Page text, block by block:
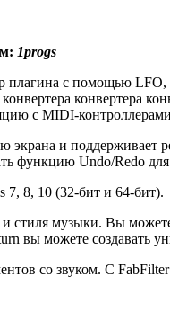
1progs
с помощью LFO,
конвертера
с MIDI-
экрана и
функцию Undo/Redo
8, 10 (32-бит и 64-бит).
музыки. Вы
вы можете создавать
со звуком. С